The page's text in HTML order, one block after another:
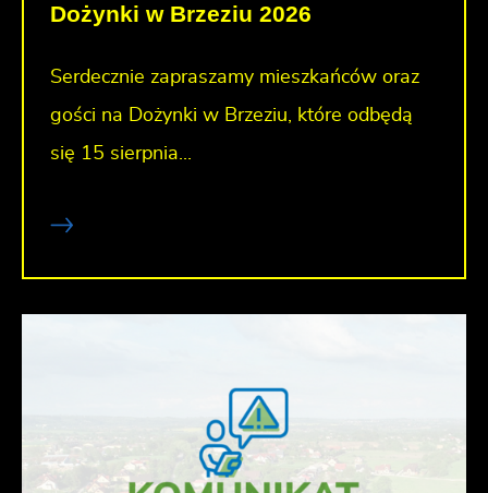
Dożynki w Brzeziu 2026
Serdecznie zapraszamy mieszkańców oraz
gości na Dożynki w Brzeziu, które odbędą
się 15 sierpnia...